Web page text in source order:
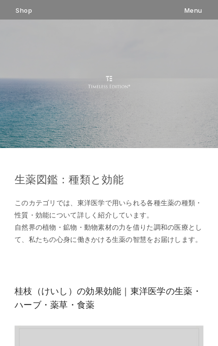
Shop Menu
ン
ス
キ
ッ
プ
生薬図鑑：種類と効能
このカテゴリでは、東洋医学で用いられる各種生薬の種類・
性質・効能について詳しく紹介しています。
自然界の植物・鉱物・動物素材の力を借りた調和の医療とし
て、私たちの心身に働きかける生薬の智慧をお届けします。
桂枝（けいし）の効果効能｜東洋医学の生薬・
ハーブ・薬草・食薬